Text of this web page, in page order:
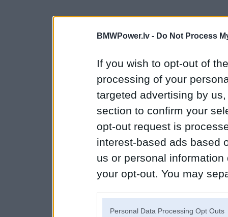
BMWPower.lv - Do Not Process
If you wish to opt-out of
processing of your
targeted advertising by
section to confirm your
opt-out request is
interest-based ads based
us or personal
your opt-out. You may
Personal Data Processing Opt Outs